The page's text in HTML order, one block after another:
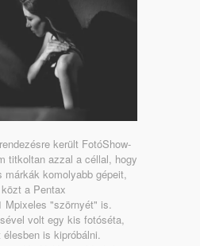
került FotóShow-
titkoltan azzal a céllal, hogy
márkák komolyabb gépeit,
a Pentax
Mpixeles "szörnyét" is.
volt egy kis fotóséta,
is kipróbálni.